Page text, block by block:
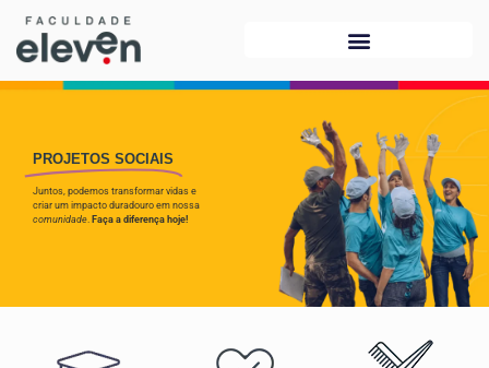
PROJETOS SOCIAIS
Juntos, podemos transformar vidas e
criar um impacto duradouro em nossa
comunidade Faça a diferença hoje!